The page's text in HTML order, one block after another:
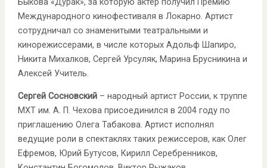
Международного кинофестиваля в Локарно. Артист
сотрудничал со знаменитыми театральными и
кинорежиссерами, в числе которых Адольф Шапиро,
Никита Михалков, Сергей Урсуляк, Марина Брусникина и
Алексей Учитель.
Сергей Сосновский– народный артист России, к труппе
МХТ им. А. П. Чехова присоединился в 2004 году по
приглашению Олега Табакова. Артист исполнял
ведущие роли в спектаклях таких режиссеров, как Олег
Ефремов, Юрий Бутусов, Кирилл Серебренников,